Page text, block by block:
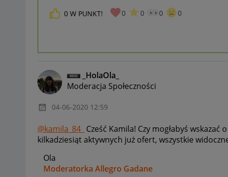
0 W PUNKT! 0 0 0 0
_HolaOla_
Moderacja Społeczności
‎04-06-2020 12:59
@kamila_84_ Cześć Kamila! Czy mogłabyś
kilkadziesiąt aktywnych już ofert, wszystkie
Ola
Moderatorka Allegro Gadane